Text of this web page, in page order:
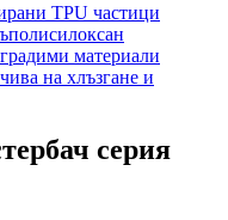
TPU частици
материали
на хлъзгане и
серия